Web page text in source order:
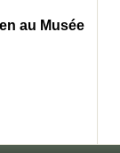
au Musée